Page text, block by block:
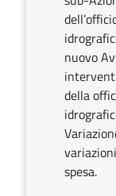
nuovo
della
spesa.